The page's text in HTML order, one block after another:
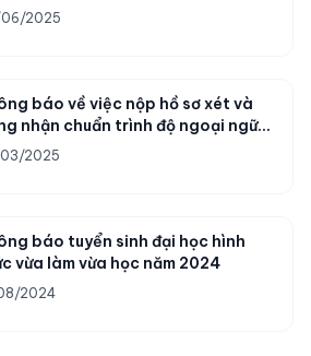
2025
báo về việc nộp hồ sơ xét và
nhận chuẩn trình độ ngoại ngữ
cho sinh viên trình độ đại học
thức đào tạo vừa làm vừa học
2025
báo tuyển sinh đại học hình
vừa làm vừa học năm 2024
2024